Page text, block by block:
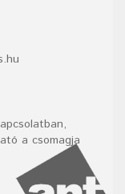
a csomagja